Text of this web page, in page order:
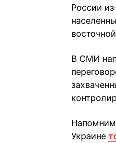
России
В СМИ
Украине